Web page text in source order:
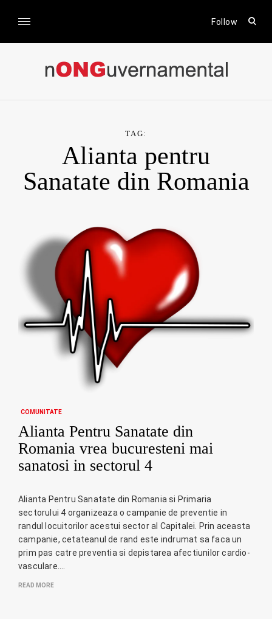
Follow
open
form
nONGuvernamental
TAG:
Alianta pentru
Sanatate din Romania
COMUNITATE
Alianta Pentru Sanatate din
Romania vrea bucuresteni mai
sanatosi in sectorul 4
Alianta Pentru Sanatate din Romania si Primaria
sectorului 4 organizeaza o campanie de preventie in
randul locuitorilor acestui sector al Capitalei. Prin aceasta
campanie, cetateanul de rand este indrumat sa faca un
prim pas catre preventia si depistarea afectiunilor cardio-
vasculare.…
READ MORE